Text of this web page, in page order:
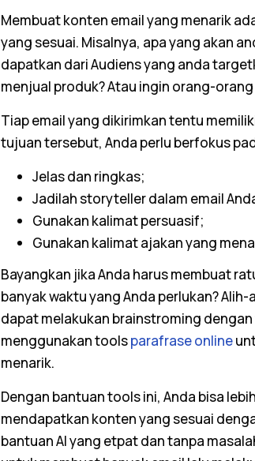
Membuat konten emailyang menarik
yang sesuai. Misalnya, apa yang akan
dapatkan dari Audiens yang anda
menjual produk? Atau ingin orang-
Tiapemailyang dikirimkan tentu
tujuan tersebut, Anda perlu berfokus
Jelas dan ringkas;
Jadilahstorytellerdalam email
Gunakan kalimat persuasif;
Gunakan kalimat ajakan yang
Bayangkan jika Anda harus membuat
banyak waktu yang Anda perlukan?
dapat melakukan brainstroming
menggunakantoolsparafrase online
menarik.
Dengan bantuantoolsini, Anda bisa
mendapatkan konten yang sesuai
bantuan AI yang etpat dan tanpa